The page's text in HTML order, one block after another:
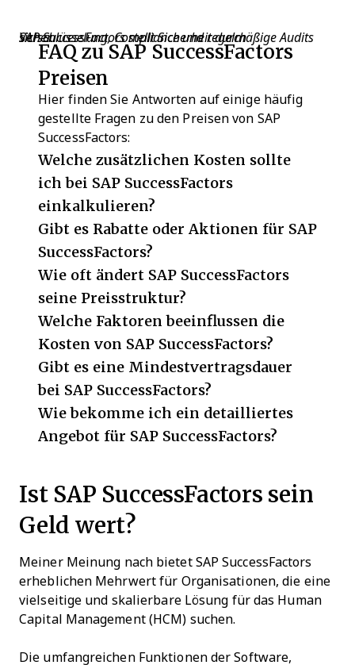
SAP SuccessFactors stellt Sicherheit durch Verschlüsselung, Compliance und regelmäßige Audits sicher.FAQ zu SAP SuccessFactors
Preisen
Hier finden Sie Antworten auf einige häufig
gestellte Fragen zu den Preisen von SAP
SuccessFactors:
Welche zusätzlichen Kosten sollte
ich bei SAP SuccessFactors
einkalkulieren?
Gibt es Rabatte oder Aktionen für SAP
SuccessFactors?
Wie oft ändert SAP SuccessFactors
seine Preisstruktur?
Welche Faktoren beeinflussen die
Kosten von SAP SuccessFactors?
Gibt es eine Mindestvertragsdauer
bei SAP SuccessFactors?
Wie bekomme ich ein detailliertes
Angebot für SAP SuccessFactors?
Ist SAP SuccessFactors sein
Geld wert?
Meiner Meinung nach bietet SAP SuccessFactors
erheblichen Mehrwert für Organisationen, die eine
vielseitige und skalierbare Lösung für das Human
Capital Management (HCM) suchen.
Die umfangreichen Funktionen der Software,